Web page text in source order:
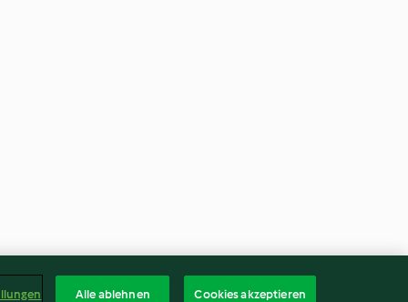
Alle ablehnen Cookies akzeptieren